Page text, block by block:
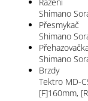
Shimano
Přesmykač
Shimano
Shimano
Brzdy
Tektro MD-
[F]160mm,